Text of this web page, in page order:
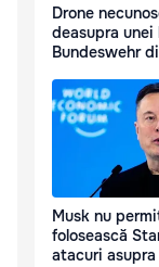
Drone
deasupra unei
Bundeswehr
Musk nu
folosească
atacuri asupra